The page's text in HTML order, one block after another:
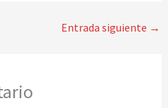
Entrada siguiente →